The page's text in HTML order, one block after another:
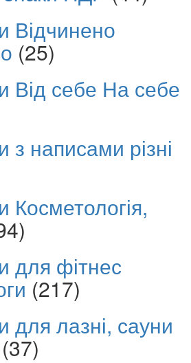
Відчинено
(25)
Від себе На себе
з написами різні
Косметологія,
для фітнес
(217)
для лазні, сауни
(37)